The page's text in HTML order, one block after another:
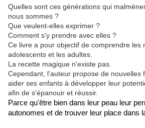
Quelles sont ces générations qui
nous sommes ?
Que veulent-elles exprimer ?
Comment s'y prendre avec elles ?
Ce livre a pour objectif de comprendre les
adolescents et les adultes.
La recette magique n'existe pas.
Cependant, l'auteur propose de nouvelles
aider ses enfants à développer leur
afin de s'épanouir et réussir.
Parce qu'être bien dans leur peau leur
autonomes et de trouver leur place dans